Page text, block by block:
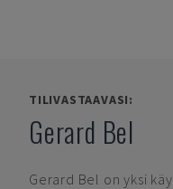
TILIVASTAAVASI:
Gerard Bel
Gerard Bel on yksi